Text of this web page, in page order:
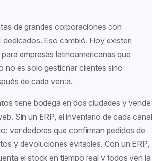
de grandes corporaciones con
Eso cambió. Hoy existen
empresas latinoamericanas que
no es solo gestionar clientes sino
de cada venta.
tiene bodega en dos ciudades y vende
Sin un ERP, el inventario de cada canal
vendedores que confirman pedidos de
y devoluciones evitables. Con un ERP,
el stock en tiempo real y todos ven la